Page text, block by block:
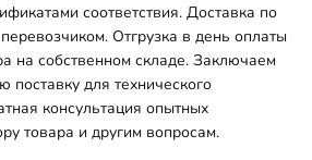
соответствия. Доставка по
Отгрузка в день оплаты
на собственном складе. Заключаем
поставку для технического
консультация опытных
товара и другим вопросам.